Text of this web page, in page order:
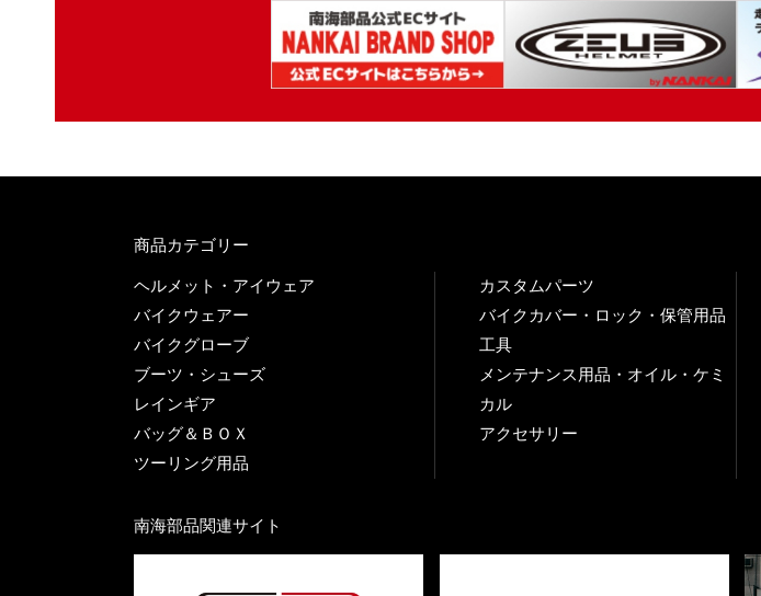
商品カテゴリー
ヘルメット・アイウェア
バイクウェアー
バイクグローブ
ブーツ・シューズ
レインギア
バッグ＆ＢＯＸ
ツーリング用品
カスタムパーツ
バイクカバー・ロック・保管用品
工具
メンテナンス用品・オイル・ケミ
カル
アクセサリー
南海部品関連サイト